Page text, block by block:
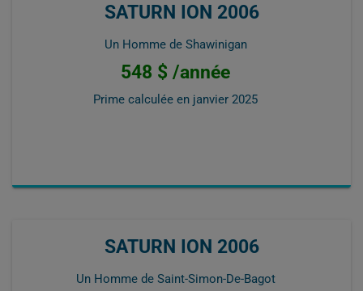
SATURN ION 2006
Un Homme de Shawinigan
548 $ /année
Prime calculée en janvier 2025
SATURN ION 2006
Un Homme de Saint-Simon-De-Bagot